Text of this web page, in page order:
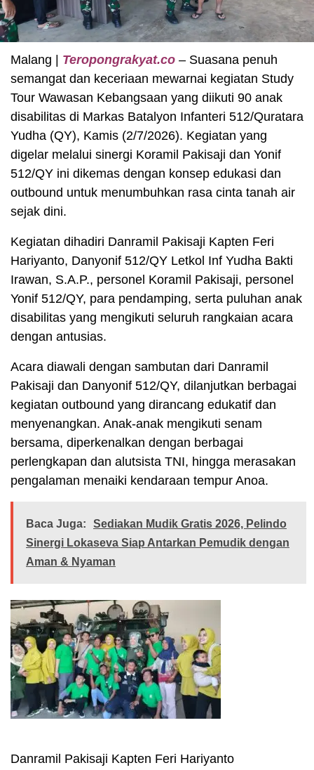
Malang | Teropongrakyat.co – Suasana penuh
semangat dan keceriaan mewarnai kegiatan Study
Tour Wawasan Kebangsaan yang diikuti 90 anak
disabilitas di Markas Batalyon Infanteri 512/Quratara
Yudha (QY), Kamis (2/7/2026). Kegiatan yang
digelar melalui sinergi Koramil Pakisaji dan Yonif
512/QY ini dikemas dengan konsep edukasi dan
outbound untuk menumbuhkan rasa cinta tanah air
sejak dini.
Kegiatan dihadiri Danramil Pakisaji Kapten Feri
Hariyanto, Danyonif 512/QY Letkol Inf Yudha Bakti
Irawan, S.A.P., personel Koramil Pakisaji, personel
Yonif 512/QY, para pendamping, serta puluhan anak
disabilitas yang mengikuti seluruh rangkaian acara
dengan antusias.
Acara diawali dengan sambutan dari Danramil
Pakisaji dan Danyonif 512/QY, dilanjutkan berbagai
kegiatan outbound yang dirancang edukatif dan
menyenangkan. Anak-anak mengikuti senam
bersama, diperkenalkan dengan berbagai
perlengkapan dan alutsista TNI, hingga merasakan
pengalaman menaiki kendaraan tempur Anoa.
Baca Juga:
Sediakan Mudik Gratis 2026, Pelindo
Sinergi Lokaseva Siap Antarkan Pemudik dengan
Aman & Nyaman
Danramil Pakisaji Kapten Feri Hariyanto